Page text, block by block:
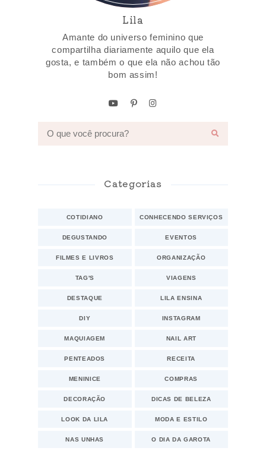
Lila
Amante do universo feminino que
compartilha diariamente aquilo que ela
gosta, e também o que ela não achou tão
bom assim!
Categorias
COTIDIANO CONHECENDO SERVIÇOS
DEGUSTANDO EVENTOS
FILMES E LIVROS ORGANIZAÇÃO
TAG'S VIAGENS
DESTAQUE LILA ENSINA
DIY INSTAGRAM
MAQUIAGEM NAIL ART
PENTEADOS RECEITA
MENINICE COMPRAS
DECORAÇÃO DICAS DE BELEZA
LOOK DA LILA MODA E ESTILO
NAS UNHAS O DIA DA GAROTA